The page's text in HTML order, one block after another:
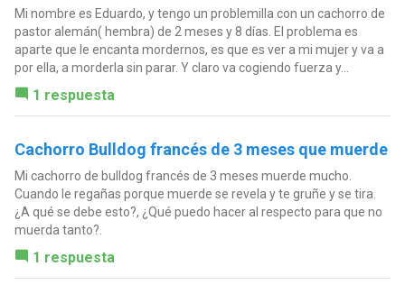
Mi nombre es Eduardo, y tengo un problemilla con un cachorro de
pastor alemán( hembra) de 2 meses y 8 días. El problema es
aparte que le encanta mordernos, es que es ver a mi mujer y va a
por ella, a morderla sin parar. Y claro va cogiendo fuerza y...
1 respuesta
Cachorro Bulldog francés de 3 meses que muerde
Mi cachorro de bulldog francés de 3 meses muerde mucho.
Cuando le regañas porque muerde se revela y te gruñe y se tira.
¿A qué se debe esto?, ¿Qué puedo hacer al respecto para que no
muerda tanto?.
1 respuesta